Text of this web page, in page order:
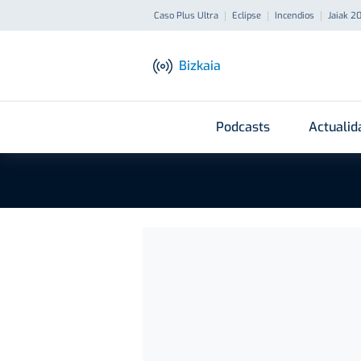
Caso Plus Ultra Eclipse Incendios Jaiak
Bizkaia
Podcasts